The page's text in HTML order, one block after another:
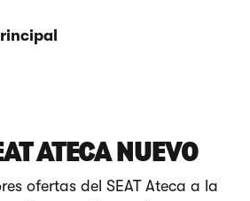
ATECA NUEVO
ofertas del SEAT Ateca a la